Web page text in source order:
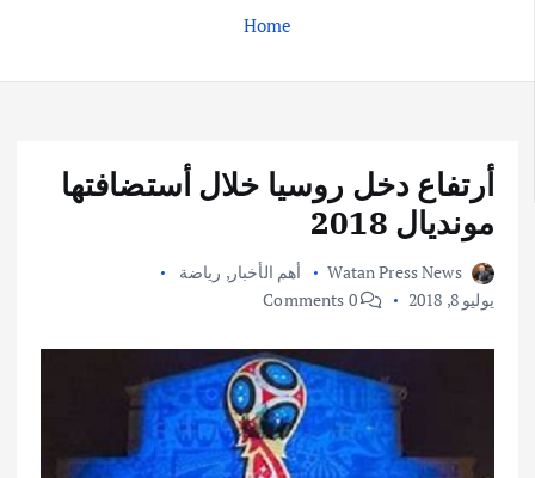
Home
أرتفاع دخل روسيا خلال أستضافتها
مونديال 2018
Watan Press News أهم الأخبار, رياضة
يوليو 8, 2018
0 Comments